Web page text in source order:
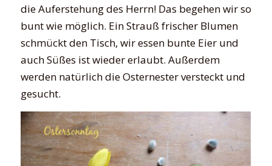
die Auferstehung des Herrn! Das begehen wir so
bunt wie möglich. Ein Strauß frischer Blumen
schmückt den Tisch, wir essen bunte Eier und
auch Süßes ist wieder erlaubt. Außerdem
werden natürlich die Osternester versteckt und
gesucht.